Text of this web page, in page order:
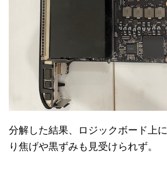
分解した結果、ロジックボード上
り焦げや黒ずみも見受けられず。